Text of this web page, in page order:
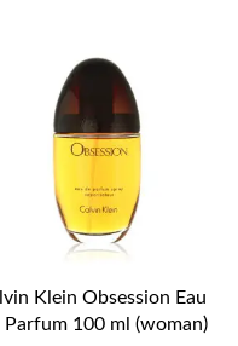
Klein Obsession Eau
Parfum 100 ml (woman)